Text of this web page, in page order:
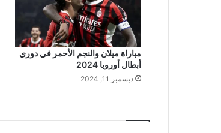
اليوم
مباراة ميلان والنجم الأحمر في دوري
أبطال أوروبا 2024
ديسمبر 11, 2024